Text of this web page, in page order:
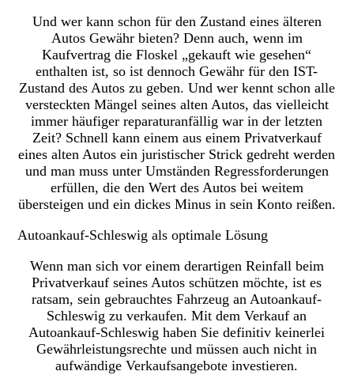
Und wer kann schon für den Zustand eines älteren
Autos Gewähr bieten? Denn auch, wenn im
Kaufvertrag die Floskel „gekauft wie gesehen“
enthalten ist, so ist dennoch Gewähr für den IST-
Zustand des Autos zu geben. Und wer kennt schon alle
versteckten Mängel seines alten Autos, das vielleicht
immer häufiger reparaturanfällig war in der letzten
Zeit? Schnell kann einem aus einem Privatverkauf
eines alten Autos ein juristischer Strick gedreht werden
und man muss unter Umständen Regressforderungen
erfüllen, die den Wert des Autos bei weitem
übersteigen und ein dickes Minus in sein Konto reißen.
Autoankauf-Schleswig als optimale Lösung
Wenn man sich vor einem derartigen Reinfall beim
Privatverkauf seines Autos schützen möchte, ist es
ratsam, sein gebrauchtes Fahrzeug an Autoankauf-
Schleswig zu verkaufen. Mit dem Verkauf an
Autoankauf-Schleswig haben Sie definitiv keinerlei
Gewährleistungsrechte und müssen auch nicht in
aufwändige Verkaufsangebote investieren.